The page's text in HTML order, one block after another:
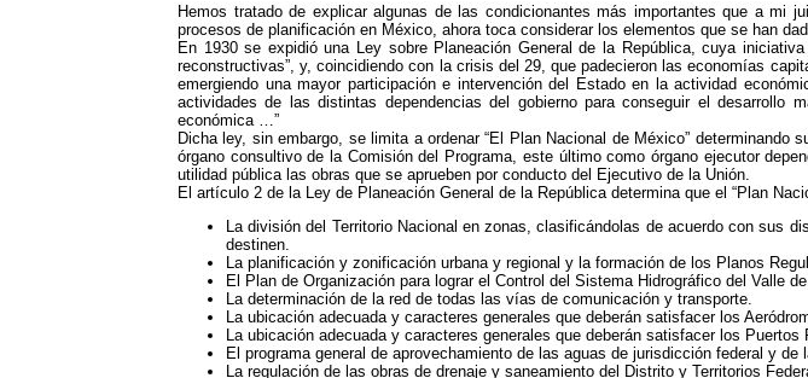
Hemos tratado de explicar algunas de las condicionantes más importantes que a mi
procesos de planificación en México, ahora toca considerar los elementos que se han
En 1930 se expidió una Ley sobre Planeación General de la República, cuya
reconstructivas”, y, coincidiendo con la crisis del 29, que padecieron las economías
emergiendo una mayor participación e intervención del Estado en la actividad
actividades de las distintas dependencias del gobierno para conseguir el
económica …”
Dicha ley, sin embargo, se limita a ordenar “El Plan Nacional de México”
órgano consultivo de la Comisión del Programa, este último como órgano ejecutor
utilidad pública las obras que se aprueben por conducto del Ejecutivo de la Unión.
El artículo 2 de la Ley de Planeación General de la República determina que el “Plan
La división del Territorio Nacional en zonas, clasificándolas de acuerdo con
destinen.
La planificación y zonificación urbana y regional y la formación de los Planos
El Plan de Organización para lograr el Control del Sistema Hidrográfico del Valle
La determinación de la red de todas las vías de comunicación y transporte.
La ubicación adecuada y caracteres generales que deberán satisfacer los
La ubicación adecuada y caracteres generales que deberán satisfacer los Puertos
El programa general de aprovechamiento de las aguas de jurisdicción federal y
La regulación de las obras de drenaje y saneamiento del Distrito y Territorios